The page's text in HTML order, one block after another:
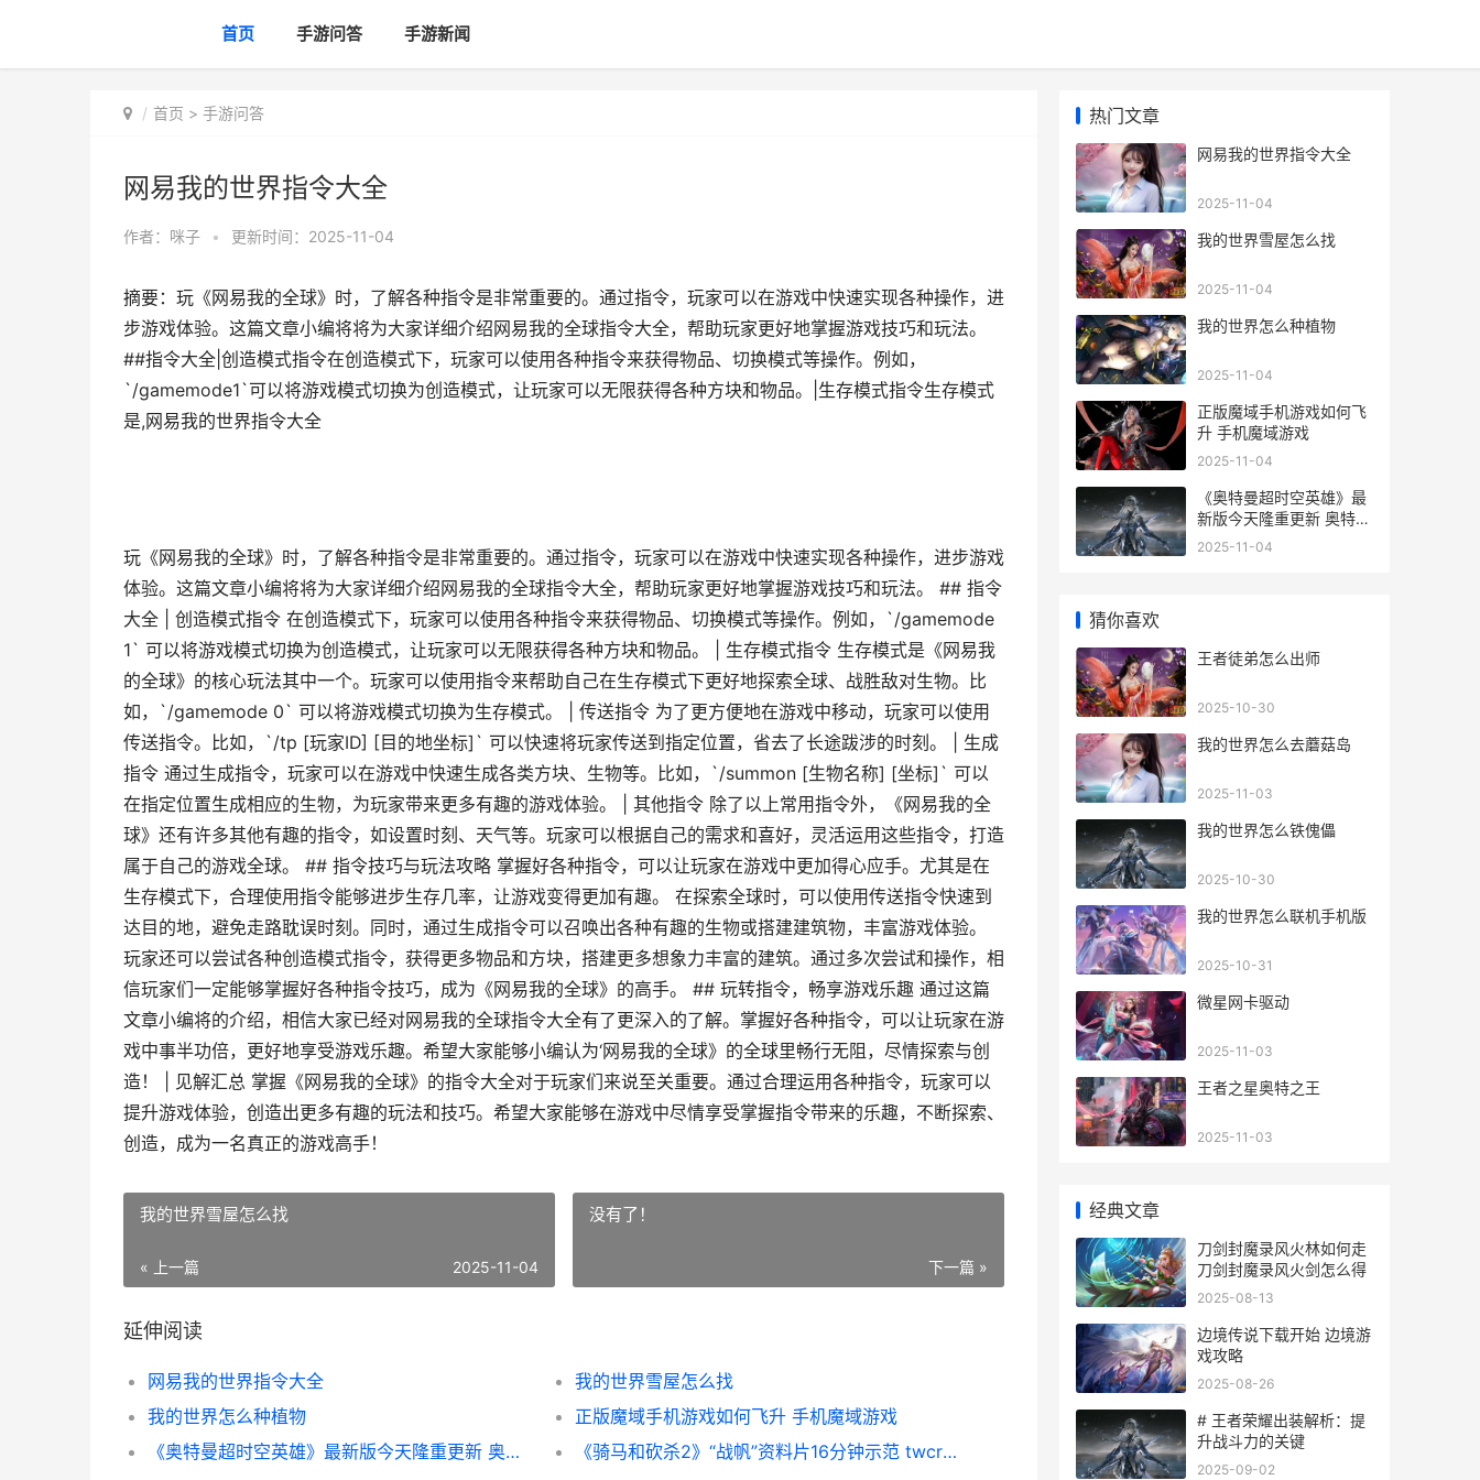
首页 手游问答 手游新闻
首页 > 手游问答
网易我的世界指令大全
作者： 咪子 • 更新时间：2025-11-04
摘要：玩《网易我的全球》时，了解各种指令是非常重要的。通过指令，玩家可以在游戏中快速实现各种操作，进
步游戏体验。这篇文章小编将将为大家详细介绍网易我的全球指令大全，帮助玩家更好地掌握游戏技巧和玩法。
##指令大全|创造模式指令在创造模式下，玩家可以使用各种指令来获得物品、切换模式等操作。例如，
`/gamemode1`可以将游戏模式切换为创造模式，让玩家可以无限获得各种方块和物品。|生存模式指令生存模式
是,网易我的世界指令大全
玩《网易我的全球》时，了解各种指令是非常重要的。通过指令，玩家可以在游戏中快速实现各种操作，进步游戏
体验。这篇文章小编将将为大家详细介绍网易我的全球指令大全，帮助玩家更好地掌握游戏技巧和玩法。 ## 指令
大全 | 创造模式指令 在创造模式下，玩家可以使用各种指令来获得物品、切换模式等操作。例如，`/gamemode
1` 可以将游戏模式切换为创造模式，让玩家可以无限获得各种方块和物品。 | 生存模式指令 生存模式是《网易我
的全球》的核心玩法其中一个。玩家可以使用指令来帮助自己在生存模式下更好地探索全球、战胜敌对生物。比
如，`/gamemode 0` 可以将游戏模式切换为生存模式。 | 传送指令 为了更方便地在游戏中移动，玩家可以使用
传送指令。比如，`/tp [玩家ID] [目的地坐标]` 可以快速将玩家传送到指定位置，省去了长途跋涉的时刻。 | 生成
指令 通过生成指令，玩家可以在游戏中快速生成各类方块、生物等。比如，`/summon [生物名称] [坐标]` 可以
在指定位置生成相应的生物，为玩家带来更多有趣的游戏体验。 | 其他指令 除了以上常用指令外，《网易我的全
球》还有许多其他有趣的指令，如设置时刻、天气等。玩家可以根据自己的需求和喜好，灵活运用这些指令，打造
属于自己的游戏全球。 ## 指令技巧与玩法攻略 掌握好各种指令，可以让玩家在游戏中更加得心应手。尤其是在
生存模式下，合理使用指令能够进步生存几率，让游戏变得更加有趣。 在探索全球时，可以使用传送指令快速到
达目的地，避免走路耽误时刻。同时，通过生成指令可以召唤出各种有趣的生物或搭建建筑物，丰富游戏体验。
玩家还可以尝试各种创造模式指令，获得更多物品和方块，搭建更多想象力丰富的建筑。通过多次尝试和操作，相
信玩家们一定能够掌握好各种指令技巧，成为《网易我的全球》的高手。 ## 玩转指令，畅享游戏乐趣 通过这篇
文章小编将的介绍，相信大家已经对网易我的全球指令大全有了更深入的了解。掌握好各种指令，可以让玩家在游
戏中事半功倍，更好地享受游戏乐趣。希望大家能够小编认为‘网易我的全球》的全球里畅行无阻，尽情探索与创
造！ | 见解汇总 掌握《网易我的全球》的指令大全对于玩家们来说至关重要。通过合理运用各种指令，玩家可以
提升游戏体验，创造出更多有趣的玩法和技巧。希望大家能够在游戏中尽情享受掌握指令带来的乐趣，不断探索、
创造，成为一名真正的游戏高手！
我的世界雪屋怎么找
« 上一篇 2025-11-04
没有了！
下一篇 »
延伸阅读
网易我的世界指令大全
我的世界雪屋怎么找
我的世界怎么种植物
正版魔域手机游戏如何飞升 手机魔域游戏
《奥特曼超时空英雄》最新版今天隆重更新 奥特曼超时空英雄下载
《骑马和砍杀2》“战帆”资料片16分钟示范 twcrashuploader 骑马与砍杀2
热门文章
网易我的世界指令大全
2025-11-04
我的世界雪屋怎么找
2025-11-04
我的世界怎么种植物
2025-11-04
正版魔域手机游戏如何飞
升 手机魔域游戏
2025-11-04
《奥特曼超时空英雄》最
新版今天隆重更新 奥特曼
超时空英雄下载
2025-11-04
猜你喜欢
王者徒弟怎么出师
2025-10-30
我的世界怎么去蘑菇岛
2025-11-03
我的世界怎么铁傀儡
2025-10-30
我的世界怎么联机手机版
2025-10-31
微星网卡驱动
2025-11-03
王者之星奥特之王
2025-11-03
经典文章
刀剑封魔录风火林如何走
刀剑封魔录风火剑怎么得
2025-08-13
边境传说下载开始 边境游
戏攻略
2025-08-26
# 王者荣耀出装解析：提
升战斗力的关键
2025-09-02